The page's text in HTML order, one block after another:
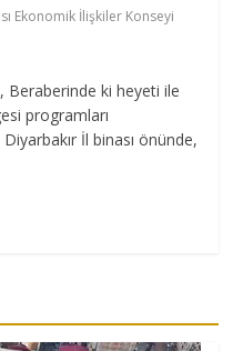
Ekonomik İlişkiler Konseyi
Beraberinde ki heyeti ile
programları
İl binası önünde,